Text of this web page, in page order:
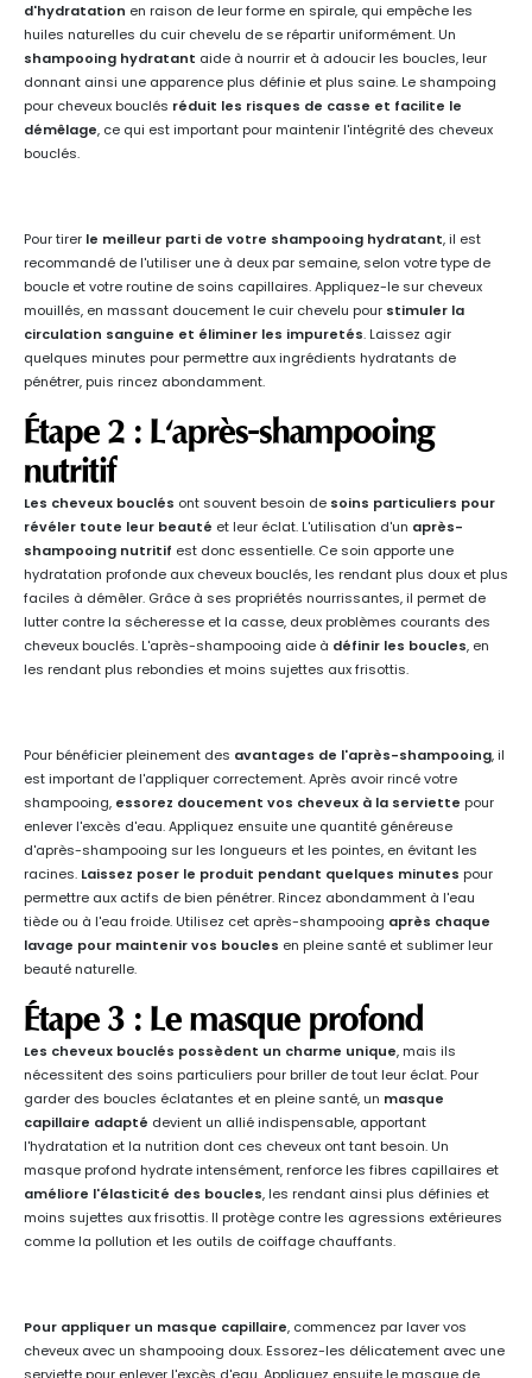
d'hydratation en raison de leur forme en spirale, qui empêche les
huiles naturelles du cuir chevelu de se répartir uniformément. Un
shampooing hydratant aide à nourrir et à adoucir les boucles, leur
donnant ainsi une apparence plus définie et plus saine. Le shampoing
pour cheveux bouclés réduit les risques de casse et facilite le
démêlage, ce qui est important pour maintenir l'intégrité des cheveux
bouclés.
Pour tirer le meilleur parti de votre shampooing hydratant, il est
recommandé de l'utiliser une à deux par semaine, selon votre type de
boucle et votre routine de soins capillaires. Appliquez-le sur cheveux
mouillés, en massant doucement le cuir chevelu pour stimuler la
circulation sanguine et éliminer les impuretés. Laissez agir
quelques minutes pour permettre aux ingrédients hydratants de
pénétrer, puis rincez abondamment.
Étape 2 : L'après-shampooing
nutritif
Les cheveux bouclés ont souvent besoin de soins particuliers pour
révéler toute leur beauté et leur éclat. L'utilisation d'un après-
shampooing nutritif est donc essentielle. Ce soin apporte une
hydratation profonde aux cheveux bouclés, les rendant plus doux et plus
faciles à démêler. Grâce à ses propriétés nourrissantes, il permet de
lutter contre la sécheresse et la casse, deux problèmes courants des
cheveux bouclés. L'après-shampooing aide à définir les boucles, en
les rendant plus rebondies et moins sujettes aux frisottis.
Pour bénéficier pleinement des avantages de l'après-shampooing, il
est important de l'appliquer correctement. Après avoir rincé votre
shampooing, essorez doucement vos cheveux à la serviette pour
enlever l'excès d'eau. Appliquez ensuite une quantité généreuse
d'après-shampooing sur les longueurs et les pointes, en évitant les
racines. Laissez poser le produit pendant quelques minutes pour
permettre aux actifs de bien pénétrer. Rincez abondamment à l'eau
tiède ou à l'eau froide. Utilisez cet après-shampooing après chaque
lavage pour maintenir vos boucles en pleine santé et sublimer leur
beauté naturelle.
Étape 3 : Le masque profond
Les cheveux bouclés possèdent un charme unique, mais ils
nécessitent des soins particuliers pour briller de tout leur éclat. Pour
garder des boucles éclatantes et en pleine santé, un masque
capillaire adapté devient un allié indispensable, apportant
l'hydratation et la nutrition dont ces cheveux ont tant besoin. Un
masque profond hydrate intensément, renforce les fibres capillaires et
améliore l'élasticité des boucles, les rendant ainsi plus définies et
moins sujettes aux frisottis. Il protège contre les agressions extérieures
comme la pollution et les outils de coiffage chauffants.
Pour appliquer un masque capillaire, commencez par laver vos
cheveux avec un shampooing doux. Essorez-les délicatement avec une